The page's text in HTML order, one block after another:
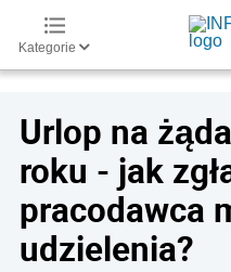
Kategorie
Urlop na
roku - jak
pracodawca
udzielenia?